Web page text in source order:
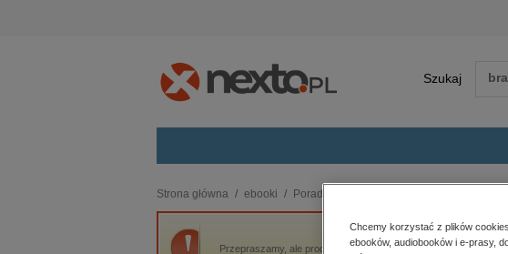
Szukaj
budownictwo, aranżacja wnętrz
biznesowe, branżowe, gospodarka
polityka,
Strona główna ebooki Poradniki
Przepraszamy, ale produkt „Powrót do siebie prawdziwej” nie
Chcemy korzystać z plików
ebooków, audiobooków i e-prasy,